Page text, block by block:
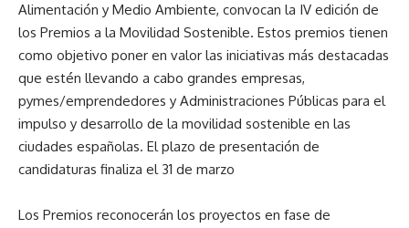
Alimentación y Medio Ambiente, convocan la IV edición de
los Premios a la Movilidad Sostenible. Estos premios tienen
como objetivo poner en valor las iniciativas más destacadas
que estén llevando a cabo grandes empresas,
pymes/emprendedores y Administraciones Públicas para el
impulso y desarrollo de la movilidad sostenible en las
ciudades españolas. El plazo de presentación de
candidaturas finaliza el 31 de marzo
Los Premios reconocerán los proyectos en fase de